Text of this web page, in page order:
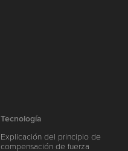
Tecnología
Explicación del principio de
compensación de fuerza